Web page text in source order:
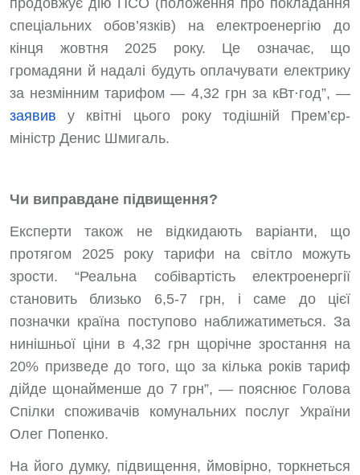
продовжує дію ПСО (положення про покладання
спеціальних обов’язків) на електроенергію до
кінця жовтня 2025 року. Це означає, що
громадяни й надалі будуть оплачувати електрику
за незмінним тарифом — 4,32 грн за кВт⋅год”, —
заявив у квітні цього року тодішній Прем’єр-
міністр Денис Шмигаль.
Чи виправдане підвищення?
Експерти також не відкидають варіанти, що
протягом 2025 року тарифи на світло можуть
зрости. “Реальна собівартість електроенергії
становить близько 6,5-7 грн, і саме до цієї
позначки країна поступово наближатиметься. За
нинішньої ціни в 4,32 грн щорічне зростання на
20% призведе до того, що за кілька років тариф
дійде щонайменше до 7 грн”, — пояснює Голова
Спілки споживачів комунальних послуг України
Олег Попенко.
На його думку, підвищення, ймовірно, торкнеться